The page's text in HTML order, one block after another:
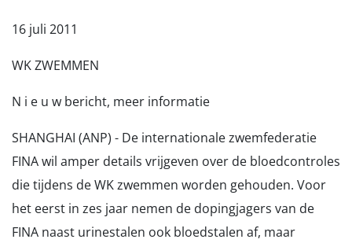
16 juli 2011
WK ZWEMMEN
N i e u w bericht, meer informatie
SHANGHAI (ANP) - De internationale zwemfederatie
FINA wil amper details vrijgeven over de bloedcontroles
die tijdens de WK zwemmen worden gehouden. Voor
het eerst in zes jaar nemen de dopingjagers van de
FINA naast urinestalen ook bloedstalen af, maar